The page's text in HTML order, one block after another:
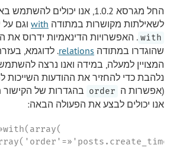
החל מגרסא 1.0.2, אנו יכולים
לשאילתות מקושרות במתודה with וגם
with . האפשרויות הדינאמיות ידרוס את
שהוגדרו במתודה relations. לדוגמא,
המצויין למעלה, במידה ואנו נרצה
נלהבת כדי להחזיר את ההודעות
(אפשרות ה order בהגדרות של הקישור
אנו יכולים לבצע את הפעולה הבאה: